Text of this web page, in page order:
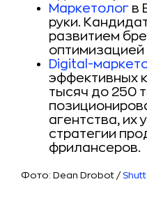
Маркетолог в
руки.
развитием
Digital-
эффективных
тысяч до 250
агентства, их
стратегии
фрилансеров.
Фото: Dean Drobot /